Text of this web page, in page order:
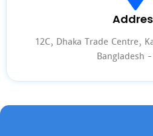
12C, Dhaka Trade Centre,
Bangladesh